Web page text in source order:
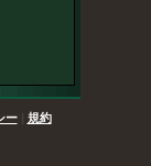
ー| 規約